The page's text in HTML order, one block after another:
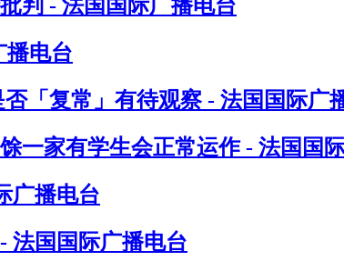
判 - 法国国际广播电台
播电台
「复常」有待观察 - 法国国际广
一家有学生会正常运作 - 法国国
广播电台
法国国际广播电台